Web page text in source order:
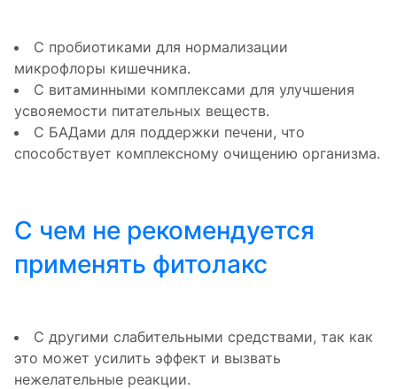
С пробиотиками для нормализации
микрофлоры кишечника.
С витаминными комплексами для улучшения
усвояемости питательных веществ.
С БАДами для поддержки печени, что
способствует комплексному очищению организма.
С чем не рекомендуется
применять фитолакс
С другими слабительными средствами, так как
это может усилить эффект и вызвать
нежелательные реакции.